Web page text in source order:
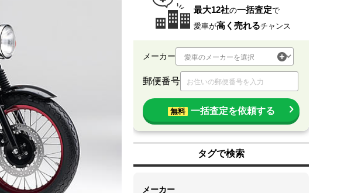
最大12社の一括査定で
愛車が高く売れるチャンス
メーカー
郵便番号
無料 一括査定を依頼する
タグで検索
メーカー